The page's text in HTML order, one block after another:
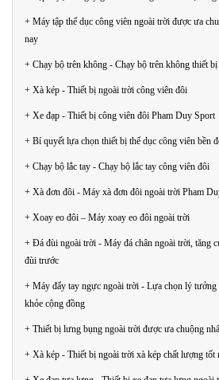
+ Máy tập thể dục công viên ngoài trời được ưa
nay
+ Chạy bộ trên không - Chạy bộ trên không thiết
+ Xà kép - Thiết bị ngoài trời công viên đôi
+ Xe đạp - Thiết bị công viên đôi Pham Duy Sport
+ Bí quyết lựa chọn thiết bị thể dục công viên bền
+ Chạy bộ lắc tay - Chạy bộ lắc tay công viên đôi
+ Xà đơn đôi - Máy xà đơn đôi ngoài trời Pham
+ Xoay eo đôi – Máy xoay eo đôi ngoài trời
+ Đá đùi ngoài trời - Máy đá chân ngoài trời, tăng
đùi trước
+ Máy đẩy tay ngực ngoài trời - Lựa chọn lý tưởng
khỏe cộng đồng
+ Thiết bị lưng bụng ngoài trời được ưa chuộng
+ Xà kép - Thiết bị ngoài trời xà kép chất lượng tốt